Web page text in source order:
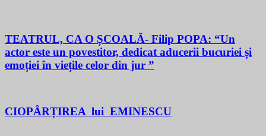
TEATRUL, CA O ȘCOALĂ- Filip POPA: “Un
actor este un povestitor, dedicat aducerii bucuriei și
emoției în viețile celor din jur ”
CIOPÂRȚIREA lui EMINESCU